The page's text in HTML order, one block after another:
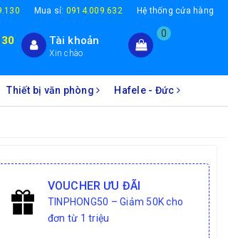
Mua sỉ: 0914.009.632 Hệ thống cửa hàng
Tài khoản
Xin chào
0
Thiết bị văn phòng Hafele - Đức
VOUCHER ƯU ĐÃI
TINPHONG50 – Giảm 50K cho
đơn từ 1 triệu